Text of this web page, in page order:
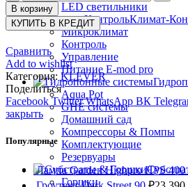
LED светильники
Климат-
Микроклимат
Контроль
Управление
Питание E-mod pro
Aqua Pot
GHE системы
Домашний сад
Компрессоры & Помпы
Комплектующие
Резервуары
Горшки
В корзину
Сравнить
Add to wishlist
Категория: KLEVER
Поделиться
Facebook Twitter WhatsApp ВК
закрыть
Популярные
Лампа Garden Highpro HPS